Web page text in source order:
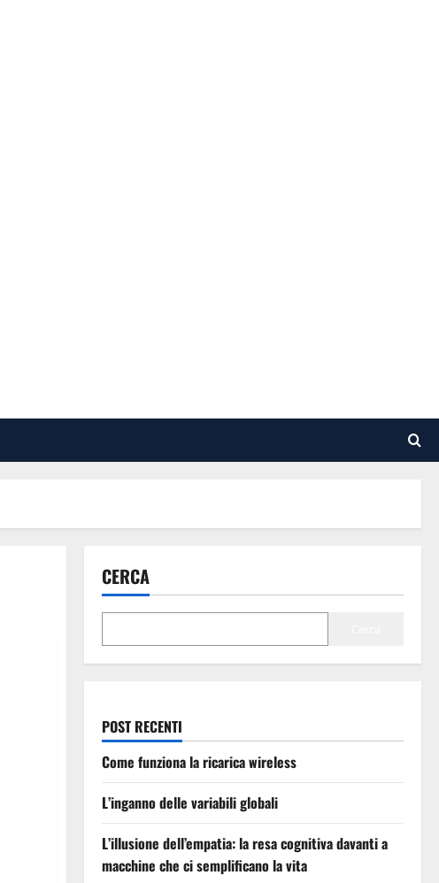
CERCA
POST RECENTI
Come funziona la ricarica wireless
L’inganno delle variabili globali
L’illusione dell’empatia: la resa cognitiva davanti a
macchine che ci semplificano la vita